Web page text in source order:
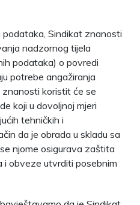
Sindikat znanosti
nadzornog tijela
podataka) o povredi
potrebe angažiranja
koristit će se
koji u dovoljnoj mjeri
tehničkih i
da je obrada u skladu sa
njome osigurava zaštita
i obveze utvrditi posebnim